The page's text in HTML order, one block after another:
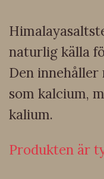
naturlig källa
Den
som kalcium,
kalium.
Produkten är